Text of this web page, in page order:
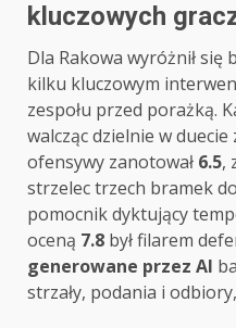
kluczowych
Dla Rakowa wyróżnił się
kilku kluczowym
zespołu przed porażką.
walcząc dzielnie w
ofensywy zanotował 6.5,
strzelec trzech bramek
pomocnik dyktujący
oceną 7.8 był filarem
generowane przez AI
strzały, podania i